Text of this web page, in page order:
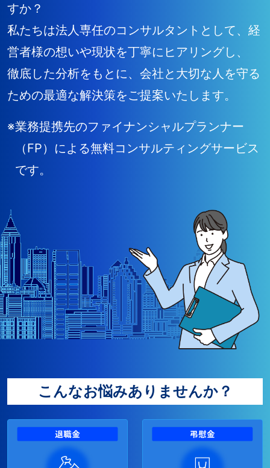
すか？
私たちは法人専任のコンサルタントとして、経
営者様の想いや現状を丁寧にヒアリングし、
徹底した分析をもとに、会社と大切な人を守る
ための最適な解決策をご提案いたします。
※業務提携先のファイナンシャルプランナー
（FP）による無料コンサルティングサービス
です。
こんなお悩みありませんか？